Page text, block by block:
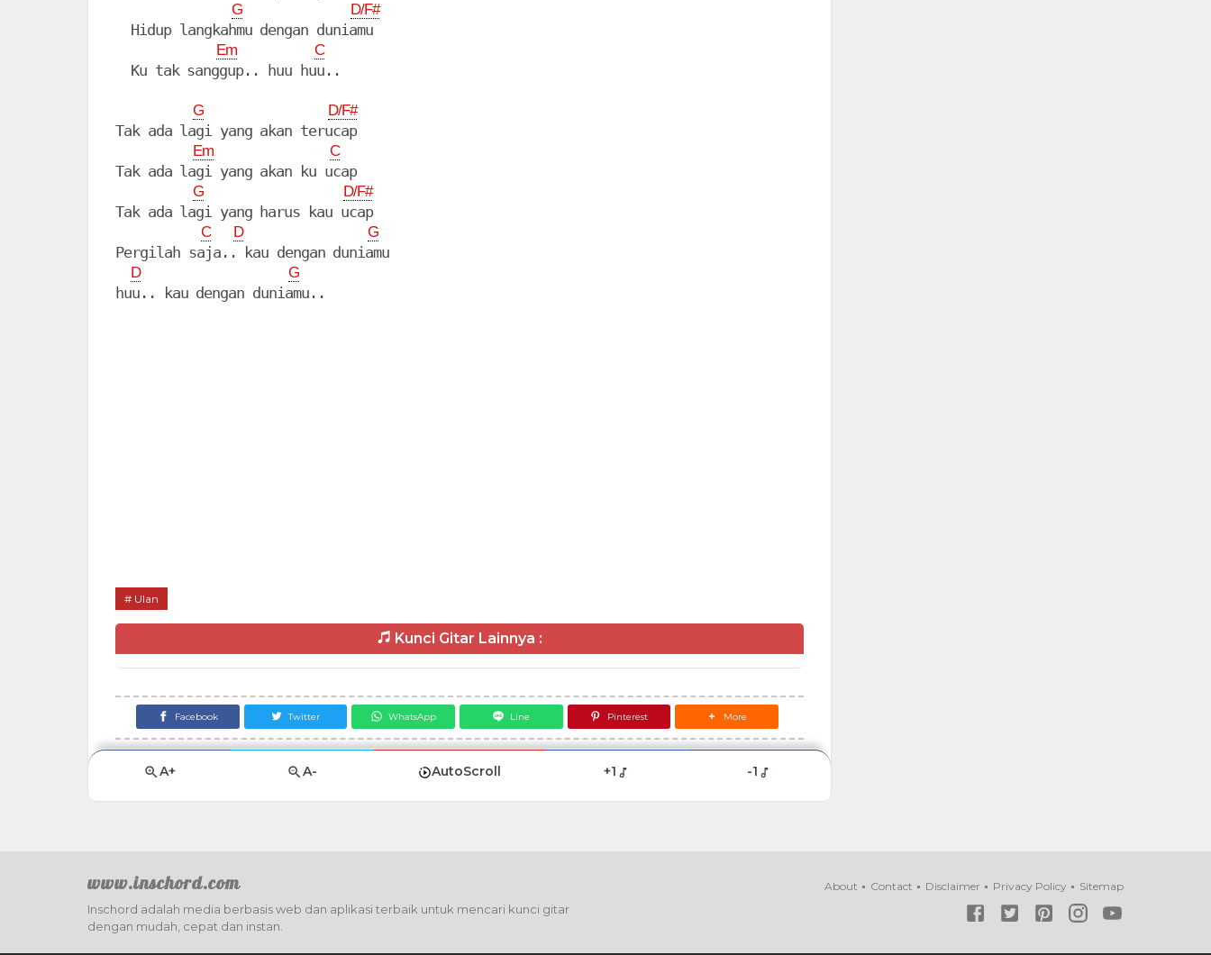
G D/F#
  Hidup langkahmu dengan duniamu
Em C
  Ku tak sanggup.. huu huu..
G D/F#
Tak ada lagi yang akan terucap
Em C
Tak ada lagi yang akan ku ucap
G D/F#
Tak ada lagi yang harus kau ucap
C D G
Pergilah saja.. kau dengan duniamu
D G
Ulan
Kunci Gitar Lainnya :
Facebook Twitter WhatsApp Line Pinterest More
A+ A- AutoScroll +1 -1
www.inschord.com
Inschord adalah media berbasis web dan aplikasi terbaik untuk mencari kunci gitar
dengan mudah, cepat dan instan.
About Contact Disclaimer Privacy Policy Sitemap